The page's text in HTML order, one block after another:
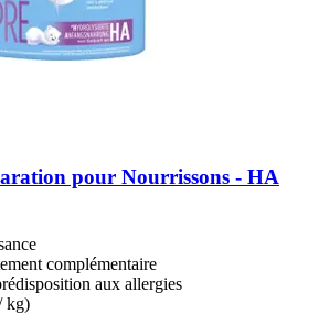
pour Nourrissons -​ HA
complémentaire
aux allergies
kg)